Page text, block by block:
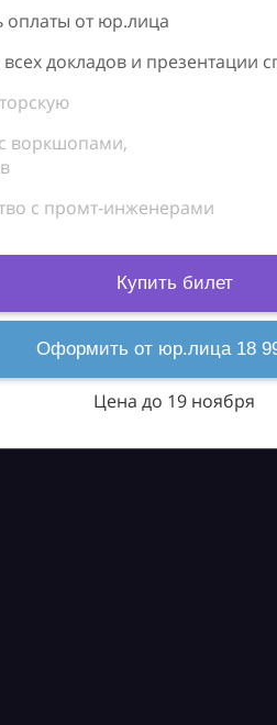
оплаты от юр.лица
докладов и презентации
воркшопами,
с промт-инженерами
Купить билет
Оформить от юр.лица 18
Цена до 19 ноября